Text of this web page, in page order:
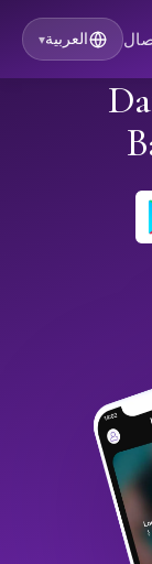
العربية▾